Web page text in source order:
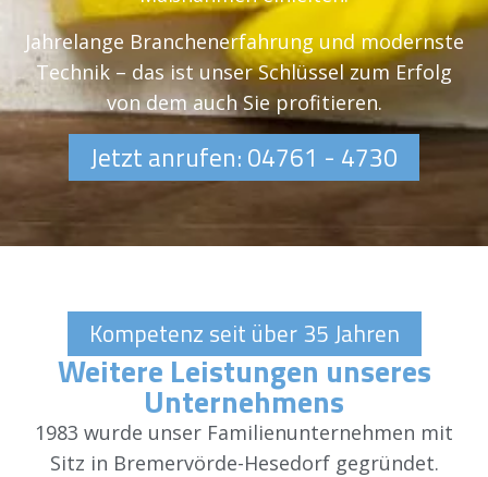
Jahrelange Branchenerfahrung und modernste
Technik – das ist unser Schlüssel zum Erfolg
von dem auch Sie profitieren.
Jetzt anrufen: 04761 - 4730
Kompetenz seit über 35 Jahren
Weitere Leistungen unseres
Unternehmens
1983 wurde unser Familienunternehmen mit
Sitz in Bremervörde-Hesedorf gegründet.